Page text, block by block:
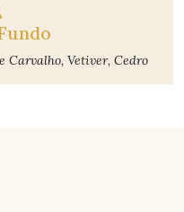
Carvalho, Vetiver, Cedro